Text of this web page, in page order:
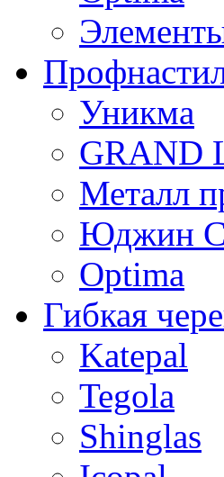
Уникма
GRAND
Металл
Юджин
Optima
Гибкая
Katepal
Tegola
Shinglas